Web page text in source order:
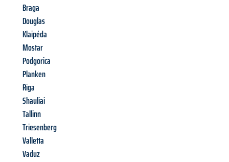
Braga
Douglas
Klaipéda
Mostar
Podgorica
Planken
Riga
Shauliai
Tallinn
Triesenberg
Valletta
Vaduz